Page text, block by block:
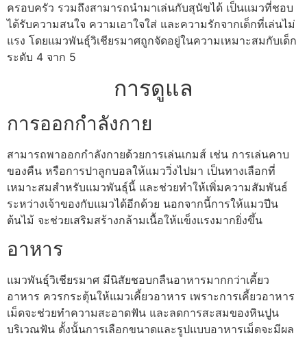
ครอบครัว รวมถึงสามารถนำมาเล่นกับสุนัขได้ เป็นแมวที่ชอบ
ได้รับความสนใจ ความเอาใจใส่ และความรักจากเด็กที่เล่นไม่
แรง โดยแมวพันธุ์วิเชียรมาศถูกจัดอยู่ในความเหมาะสมกับเด็ก
ระดับ 4 จาก 5
การดูแล
การออกกำลังกาย
สามารถพาออกกำลังกายด้วยการเล่นเกมส์ เช่น การเล่นคาบ
ของคืน หรือการปาลูกบอลให้แมววิ่งไปมา เป็นทางเลือกที่
เหมาะสมสำหรับแมวพันธุ์นี้ และช่วยทำให้เพิ่มความสัมพันธ์
ระหว่างเจ้าของกับแมวได้อีกด้วย นอกจากนี้การให้แมวปีน
ต้นไม้ จะช่วยเสริมสร้างกล้ามเนื้อให้แข็งแรงมากยิ่งขึ้น
อาหาร
แมวพันธุ์วิเชียรมาศ มีนิสัยชอบกลืนอาหารมากกว่าเคี้ยว
อาหาร ควรกระตุ้นให้แมวเคี้ยวอาหาร เพราะการเคี้ยวอาหาร
เม็ดจะช่วยทำความสะอาดฟัน และลดการสะสมของหินปูน
บริเวณฟัน ดั้งนั้นการเลือกขนาดและรูปแบบอาหารเม็ดจะมีผล